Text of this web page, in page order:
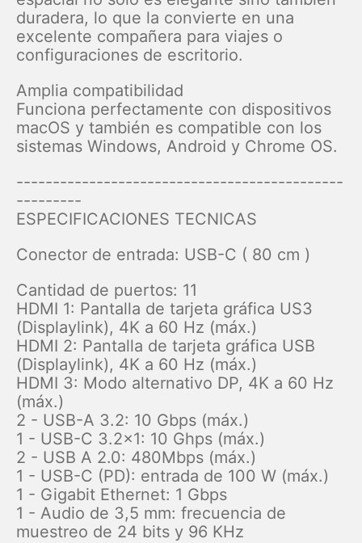
duradera, lo que la convierte en una
excelente compañera para viajes o
configuraciones de escritorio.
Amplia compatibilidad
Funciona perfectamente con dispositivos
macOS y también es compatible con los
sistemas Windows, Android y Chrome OS.
---------------------------------------------
---------
ESPECIFICACIONES TECNICAS
Conector de entrada: USB-C ( 80 cm )
Cantidad de puertos: 11
HDMI 1: Pantalla de tarjeta gráfica US3
(Displaylink), 4K a 60 Hz (máx.)
HDMI 2: Pantalla de tarjeta gráfica USB
(Displaylink), 4K a 60 Hz (máx.)
HDMI 3: Modo alternativo DP, 4K a 60 Hz
(máx.)
2 - USB-A 3.2: 10 Gbps (máx.)
1 - USB-C 3.2×1: 10 Ghps (máx.)
2 - USB A 2.0: 480Mbps (máx.)
1 - USB-C (PD): entrada de 100 W (máx.)
1 - Gigabit Ethernet: 1 Gbps
1 - Audio de 3,5 mm: frecuencia de
muestreo de 24 bits y 96 KHz